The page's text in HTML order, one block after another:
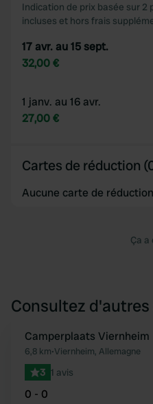
Indication de prix basée sur 2
incluses et hors frais
17 avr. au 15 sept.
32,00 €
1 janv. au 16 avr.
27,00 €
Cartes de réduction
Aucune carte de
Ça a
Consultez
Camperplaats Viernheim
6,8 km•Viernheim, Allemagne
3 1 avis
0 - 0